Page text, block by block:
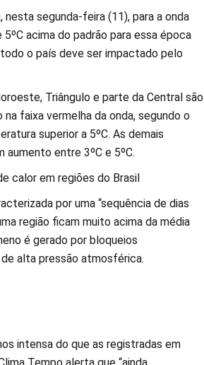
segunda-feira (11), para a onda
acima do padrão para essa época
o país deve ser impactado pelo
Triângulo e parte da Central são
faixa vermelha da onda, segundo o
superior a 5ºC. As demais
aumento entre 3ºC e 5ºC.
por uma “sequência de dias
região ficam muito acima da média
é gerado por bloqueios
alta pressão atmosférica.
intensa do que as registradas em